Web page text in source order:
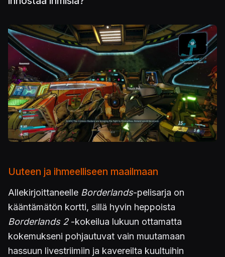
Kuva
Uuteen ja ihmeelliseen maailmaan
Allekirjoittaneelle Borderlands-pelisarja on
kääntämätön kortti, sillä hyvin heppoista
Borderlands 2-kokeilua lukuun ottamatta
kokemukseni pohjautuvat vain muutamaan
hassuun livestriimiin ja kavereilta kuultuihin